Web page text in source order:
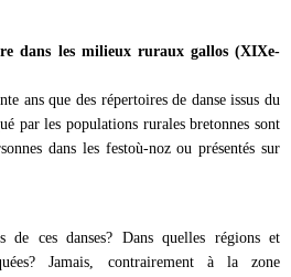
dans les milieux ruraux gallos (XIXe-
ans que des répertoires de danse issus du
par les populations rurales bretonnes sont
dans les festoù-noz ou présentés sur
de ces danses? Dans quelles régions et
Jamais, contrairement à la zone